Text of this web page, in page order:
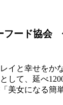
フード協
イと幸せをか
して、延べ
美女になる簡